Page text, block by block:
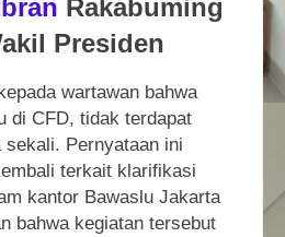
Rakabuming
Presiden
wartawan bahwa
di CFD, tidak terdapat
Pernyataan ini
terkait klarifikasi
kantor Bawaslu Jakarta
bahwa kegiatan tersebut